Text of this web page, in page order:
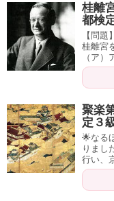
桂離
都検
【問
桂離宮
（ア）
聚楽
定３
🌟なる
りまし
行い、